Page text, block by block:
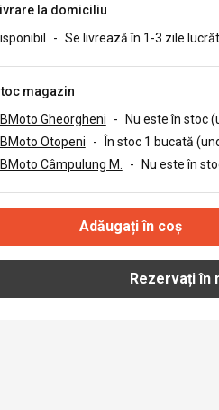
la domiciliu
- Se livrează în 1-3 zile
magazin
Gheorgheni
-
Nu este în stoc
Otopeni
-
În stoc 1 bucată
Câmpulung M.
- Nu este în
Adăugați în coș
Rezervați în